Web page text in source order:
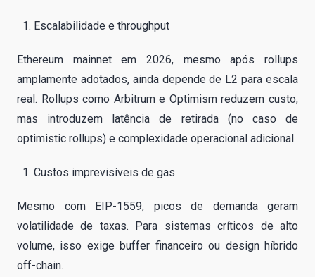
Escalabilidade e throughput
Ethereum mainnet em 2026, mesmo após rollups
amplamente adotados, ainda depende de L2 para escala
real. Rollups como Arbitrum e Optimism reduzem custo,
mas introduzem latência de retirada (no caso de
optimistic rollups) e complexidade operacional adicional.
Custos imprevisíveis de gas
Mesmo com EIP-1559, picos de demanda geram
volatilidade de taxas. Para sistemas críticos de alto
volume, isso exige buffer financeiro ou design híbrido
off-chain.